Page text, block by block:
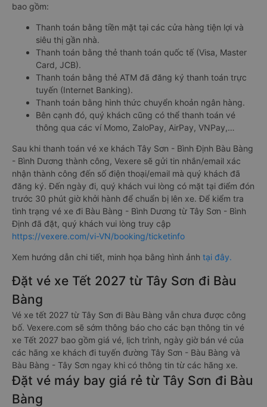
bao gồm:
Thanh toán bằng tiền mặt tại các cửa hàng tiện lợi và
siêu thị gần nhà.
Thanh toán bằng thẻ thanh toán quốc tế (Visa, Master
Card, JCB).
Thanh toán bằng thẻ ATM đã đăng ký thanh toán trực
tuyến (Internet Banking).
Thanh toán bằng hình thức chuyển khoản ngân hàng.
Bên cạnh đó, quý khách cũng có thể thanh toán vé
thông qua các ví Momo, ZaloPay, AirPay, VNPay,…
Sau khi thanh toán vé xe khách Tây Sơn - Bình Định Bàu Bàng
- Bình Dương thành công, Vexere sẽ gửi tin nhắn/email xác
nhận thành công đến số điện thoại/email mà quý khách đã
đăng ký. Đến ngày đi, quý khách vui lòng có mặt tại điểm đón
trước 30 phút giờ khởi hành để chuẩn bị lên xe. Để kiểm tra
tình trạng vé xe đi Bàu Bàng - Bình Dương từ Tây Sơn - Bình
Định đã đặt, quý khách vui lòng truy cập
https://vexere.com/vi-VN/booking/ticketinfo
Xem hướng dẫn chi tiết, minh họa bằng hình ảnh tại đây.
Đặt vé xe Tết 2027 từ Tây Sơn đi Bàu
Bàng
Vé xe tết 2027 từ Tây Sơn đi Bàu Bàng vẫn chưa được công
bố. Vexere.com sẽ sớm thông báo cho các bạn thông tin vé
xe Tết 2027 bao gồm giá vé, lịch trình, ngày giờ bán vé của
các hãng xe khách đi tuyến đường Tây Sơn - Bàu Bàng và
Bàu Bàng - Tây Sơn ngay khi có thông tin từ các hãng xe.
Đặt vé máy bay giá rẻ từ Tây Sơn đi Bàu
Bàng